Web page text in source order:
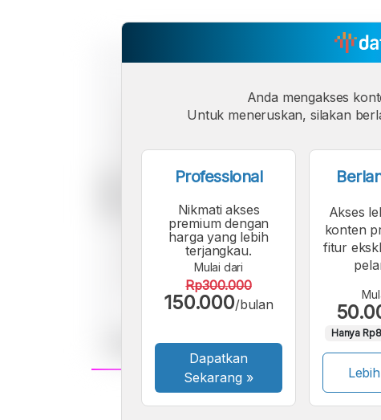
A
Font
Anda mengakses
Untuk meneruskan, silakan
Professional
Nikmati akses
premium dengan
harga yang lebih
terjangkau.
Mulai dari
Rp300.000
150.000/bulan
Dapatkan
Sekarang »
Akses
konten
fitur
Hanya